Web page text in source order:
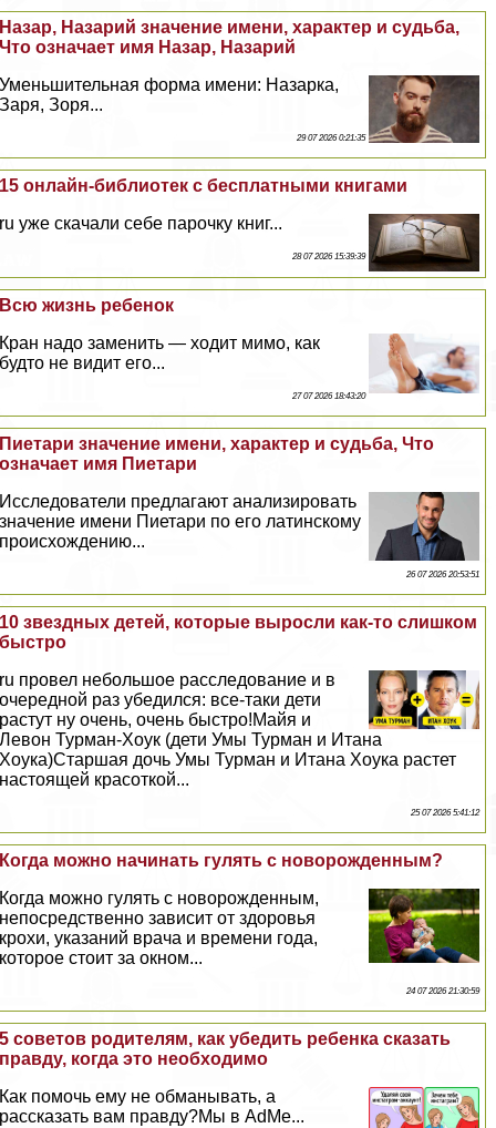
Назар, Назарий значение имени, хаpaктер и судьба,
Что означает имя Назар, Назарий
Уменьшительная форма имени: Назарка,
Заря, Зоря...
29 07 2026 0:21:35
15 онлайн-библиотек с бесплатными книгами
ru уже скачали себе парочку книг...
28 07 2026 15:39:39
Всю жизнь ребенок
Кран надо заменить — ходит мимо, как
будто не видит его...
27 07 2026 18:43:20
Пиетари значение имени, хаpaктер и судьба, Что
означает имя Пиетари
Исследователи предлагают анализировать
значение имени Пиетари по его латинскому
происхождению...
26 07 2026 20:53:51
10 звездных детей, которые выросли как-то слишком
быстро
ru провел небольшое расследование и в
очередной раз убедился: все-таки дети
растут ну очень, очень быстро!Майя и
Левон Турман-Хоук (дети Умы Турман и Итана
Хоука)Старшая дочь Умы Турман и Итана Хоука растет
настоящей красоткой...
25 07 2026 5:41:12
Когда можно начинать гулять с новорожденным?
Когда можно гулять с новорожденным,
непосредственно зависит от здоровья
крохи, указаний врача и времени года,
которое стоит за окном...
24 07 2026 21:30:59
5 советов родителям, как убедить ребенка сказать
правду, когда это необходимо
Как помочь ему не обманывать, а
рассказать вам правду?Мы в AdMe...